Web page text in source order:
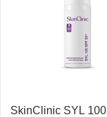
SkinClinic SYL 100